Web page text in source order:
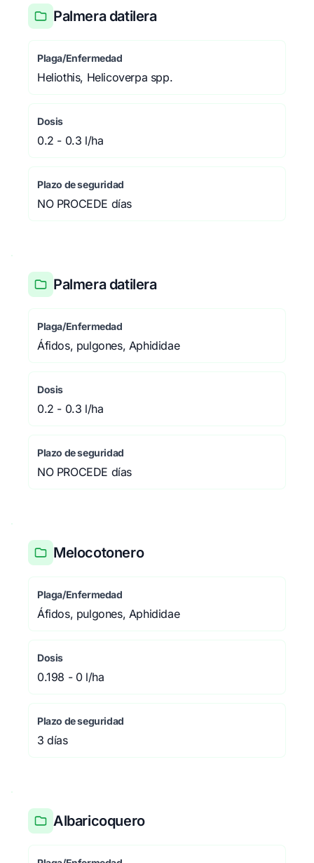
Palmera datilera
Plaga/Enfermedad
Heliothis, Helicoverpa spp.
Dosis
0.2 - 0.3 l/ha
Plazo de seguridad
NO PROCEDE días
Palmera datilera
Plaga/Enfermedad
Áfidos, pulgones, Aphididae
Dosis
0.2 - 0.3 l/ha
Plazo de seguridad
NO PROCEDE días
Melocotonero
Plaga/Enfermedad
Áfidos, pulgones, Aphididae
Dosis
0.198 - 0 l/ha
Plazo de seguridad
3 días
Albaricoquero